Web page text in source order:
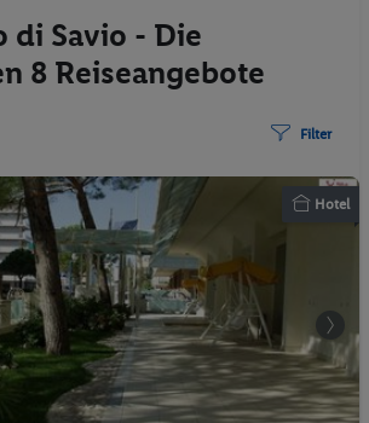
di Savio - Die
8 Reiseangebote
Filter
Hotel